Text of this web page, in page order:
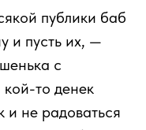
публики баб
и пусть их, —
с
то денек
и не радоваться